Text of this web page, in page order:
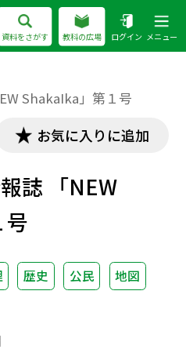
資料をさがす 教科の広場 ログイン メニュー
ShakaIka」第１号
お気に入りに追加
誌 「NEW
号
歴史 公民
地図